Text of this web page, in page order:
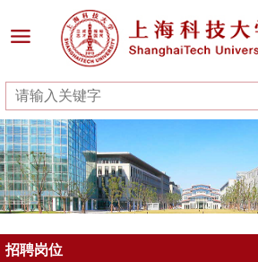
招聘岗位